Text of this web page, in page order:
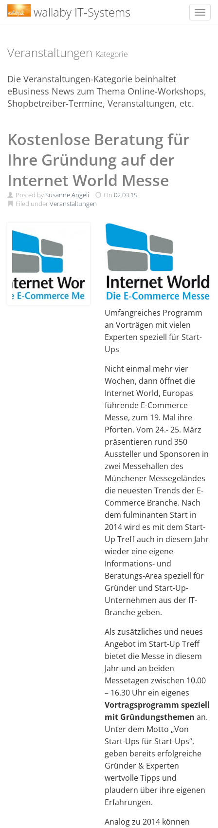
content
wallaby IT-Systems
Veranstaltungen Kategorie
Die Veranstaltungen-Kategorie beinhaltet
eBusiness News zum Thema Online-Workshops,
Shopbetreiber-Termine, Veranstaltungen, etc.
Kostenlose Beratung für
Ihre Gründung auf der
Internet World Messe
Posted bySusanne Angeli On 02.03.15
Filed underVeranstaltungen
Umfangreiches Programm
an Vorträgen mit vielen
Experten speziell für Start-
Ups
Nicht einmal mehr vier
Wochen, dann öffnet die
Internet World, Europas
führende E-Commerce
Messe, zum 19. Mal ihre
Pforten. Vom 24.- 25. März
präsentieren rund 350
Aussteller und Sponsoren in
zwei Messehallen des
Münchener Messegeländes
die neuesten Trends der E-
Commerce Branche. Nach
dem fulminanten Start in
2014 wird es mit dem Start-
Up Treff auch in diesem Jahr
wieder eine eigene
Informations- und
Beratungs-Area speziell für
Gründer und Start-Up-
Unternehmen aus der IT-
Branche geben.
Als zusätzliches und neues
Angebot im Start-Up Treff
bietet die Messe in diesem
Jahr und an beiden
Messetagen zwischen 10.00
– 16.30 Uhr ein eigenes
Vortragsprogramm speziell
mit Gründungsthemen an.
Unter dem Motto „Von
Start-Ups für Start-Ups“,
geben bereits erfolgreiche
Gründer & Experten
wertvolle Tipps und
plaudern über ihre eigenen
Erfahrungen.
Analog zu 2014 können